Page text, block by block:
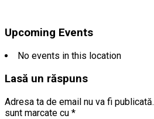
Upcoming Events
No events in this location
Lasă un răspuns
Adresa ta de email nu va fi publicată.
sunt marcate cu *